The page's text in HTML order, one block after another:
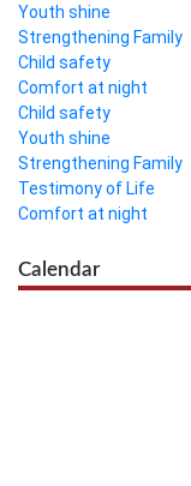
Youth shine
Strengthening Family
Child safety
Comfort at night
Child safety
Youth shine
Strengthening Family
Testimony of Life
Comfort at night
Calendar